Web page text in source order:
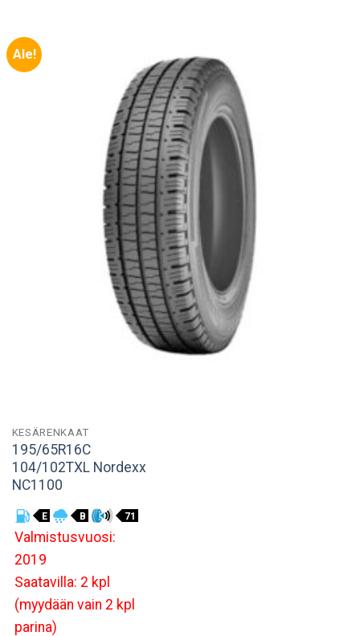
Ale!
KESÄRENKAAT
195/65R16C
104/102TXL Nordexx
NC1100
E B 71
Valmistusvuosi:
2019
Saatavilla: 2 kpl
(myydään vain 2 kpl
parina)